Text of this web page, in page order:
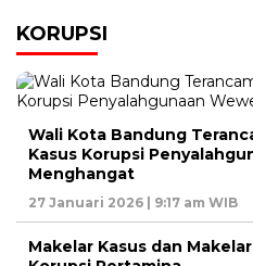
KORUPSI
Wali Kota Bandung
Kasus Korupsi
Menghangat
27 Januari 2026 | 9:17 am WIB
Makelar Kasus dan